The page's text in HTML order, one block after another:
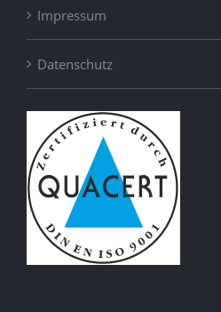
Impressum
Datenschutz